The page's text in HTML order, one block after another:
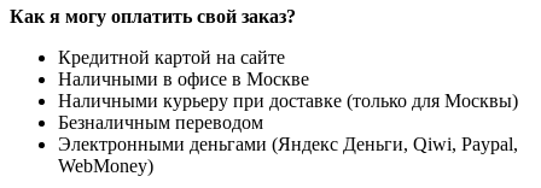
Как я могу оплатить свой заказ?
Кредитной картой на сайте
Наличными в офисе в Москве
Наличными курьеру при доставке (только для Москвы)
Безналичным переводом
Электронными деньгами (Яндекс Деньги, Qiwi, Paypal,
WebMoney)